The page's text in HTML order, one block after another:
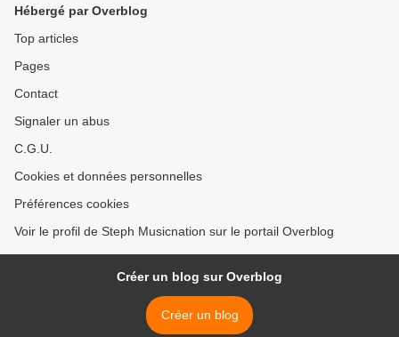
Hébergé par Overblog
Top articles
Pages
Contact
Signaler un abus
C.G.U.
Cookies et données personnelles
Préférences cookies
Voir le profil de Steph Musicnation sur le portail Overblog
Créer un blog sur Overblog
Créer un blog